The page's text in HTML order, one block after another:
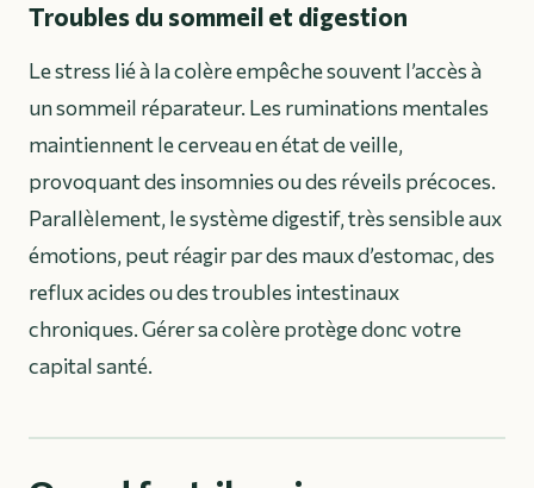
Troubles du sommeil et digestion
Le stress lié à la colère empêche souvent l’accès à
un sommeil réparateur. Les ruminations mentales
maintiennent le cerveau en état de veille,
provoquant des insomnies ou des réveils précoces.
Parallèlement, le système digestif, très sensible aux
émotions, peut réagir par des maux d’estomac, des
reflux acides ou des troubles intestinaux
chroniques. Gérer sa colère protège donc votre
capital santé.